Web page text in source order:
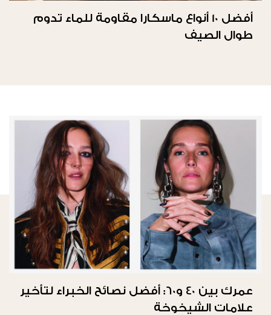
أفضل 10 أنواع ماسكارا مقاومة للماء تدوم
طوال الصيف
عمرك بين 40 و60: أفضل نصائح الخبراء لتأخير
علامات الشيخوخة